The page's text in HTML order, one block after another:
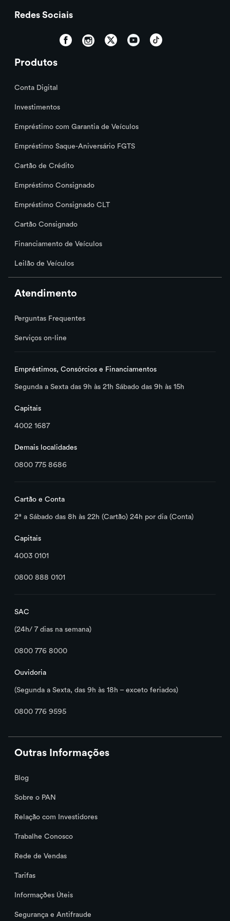
Posso ajustar meu limite de compras?
Como aumentar as chances de obter
Posso definir um limite para o cartão
adicional diferente do meu?
O que é limite pré-aprovado?
Por que é cobrada anuidade do meu
cartão de crédito?
para renegociá-la?
meu cartão que não reconheço, o que
O que fazer em caso de perda ou roubo
cartão de crédito?
Como proceder?
Bloqueei minha senha por excesso de
tentativas, como posso desbloquear?
Como faço para parcelar a minha fatura
fatura?
de crédito, como faço?
Posso cancelar ou antecipar o
parcelamento automático?
Caso tenha utilizado o crédito rotativo
no mês anterior, quais são as minhas
opções de pagamento?
O valor do parcelamento automático
consome o limite do meu cartão?
Redes Sociais
Produtos
Conta Digital
Investimentos
Empréstimo com Garantia de Veículos
Empréstimo Saque-Aniversário FGTS
Cartão de Crédito
Empréstimo Consignado
Empréstimo Consignado CLT
Cartão Consignado
Financiamento de Veículos
Leilão de Veículos
Atendimento
Perguntas Frequentes
Serviços on-line
Empréstimos, Consórcios e Financiamentos
Segunda a Sexta das 9h às 21h Sábado das 9h às 15h
Capitais
4002 1687
Demais localidades
0800 775 8686
Cartão e Conta
2ª a Sábado das 8h às 22h (Cartão) 24h por dia (Conta)
Capitais
4003 0101
0800 888 0101
SAC
(24h/ 7 dias na semana)
0800 776 8000
Ouvidoria
(Segunda a Sexta, das 9h às 18h – exceto feriados)
0800 776 9595
Outras Informações
Blog
Sobre o PAN
Relação com Investidores
Trabalhe Conosco
Rede de Vendas
Tarifas
Informações Úteis
Segurança e Antifraude